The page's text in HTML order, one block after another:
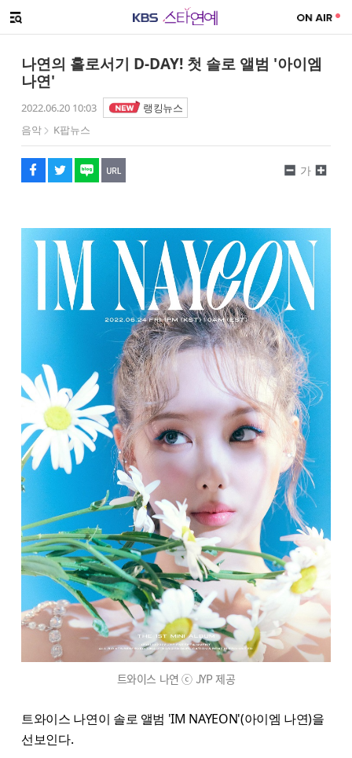
메뉴 열기
나연의 홀로서기 D-DAY! 첫 솔로 앨범 '아이엠
나연'
2022.06.20 10:03
랭킹뉴스
음악
K팝뉴스
페이스북
트위터
네이버
URL복사
글씨 작게보기
가
글씨 크게보기
트와이스 나연 ⓒ JYP 제공
트와이스 나연이 솔로 앨범 'IM NAYEON'(아이엠 나연)을
선보인다.